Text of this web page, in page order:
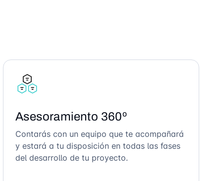
Asesoramiento 360º
Contarás con un equipo que te acompañará
y estará a tu disposición en todas las fases
del desarrollo de tu proyecto.